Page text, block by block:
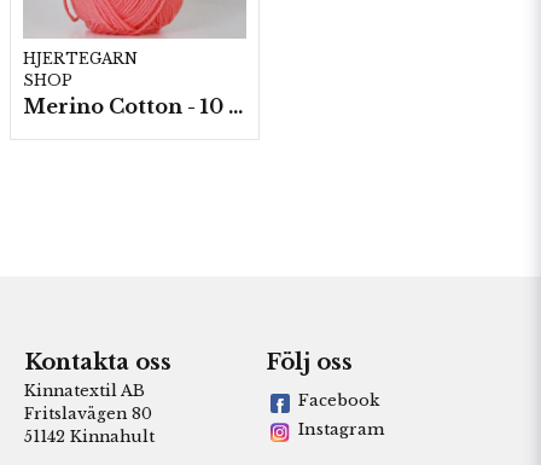
HJERTEGARN
SHOP
Merino Cotton - 10 nystan a50g./fp.
Kontakta oss
Kinnatextil AB
Fritslavägen 80
51142 Kinnahult
Följ oss
Facebook
Instagram